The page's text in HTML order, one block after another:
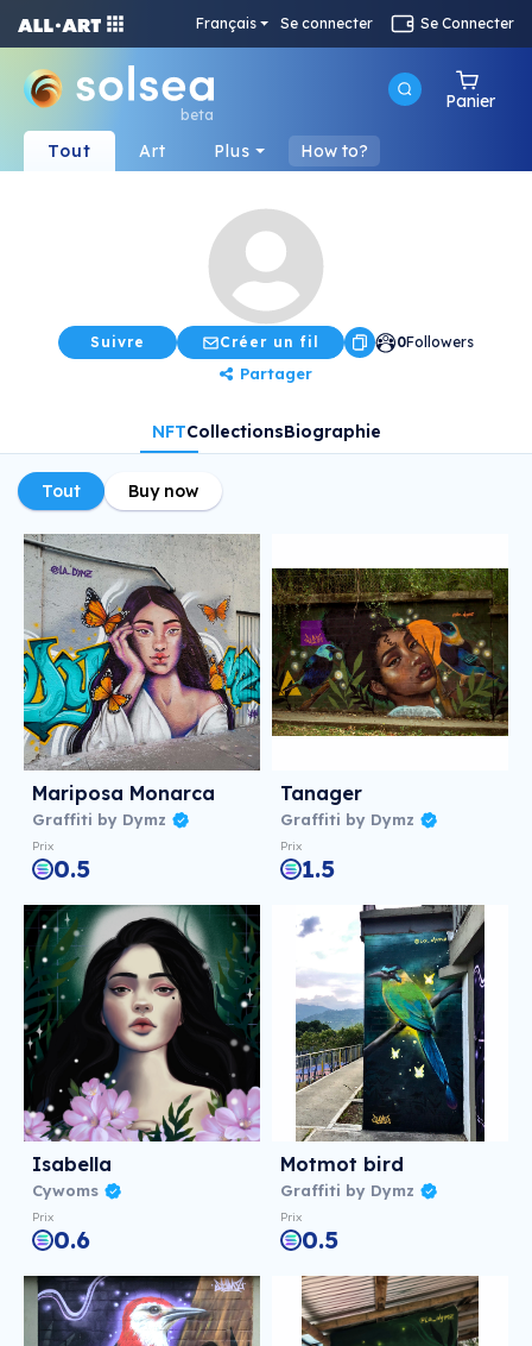
Français Se connecter Se Connecter
beta
Panier
Tout Art Plus How to?
Suivre Créer un fil 0Followers
Partager
NFTCollectionsBiographie
Tout Buy now
Mariposa Monarca
Graffiti by Dymz
Prix
0.5
Tanager
Graffiti by Dymz
Prix
1.5
Isabella
Cywoms
Prix
0.6
Motmot bird
Graffiti by Dymz
Prix
0.5